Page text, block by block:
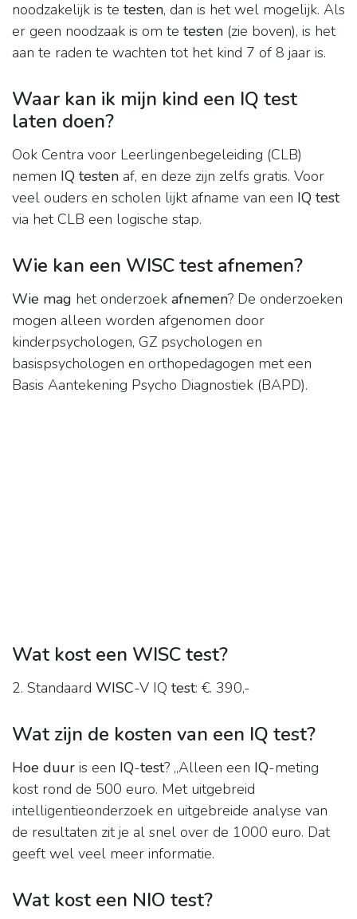
noodzakelijk is te testen, dan is het wel mogelijk. Als
er geen noodzaak is om te testen (zie boven), is het
aan te raden te wachten tot het kind 7 of 8 jaar is.
Waar kan ik mijn kind een IQ test
laten doen?
Ook Centra voor Leerlingenbegeleiding (CLB)
nemen IQ testen af, en deze zijn zelfs gratis. Voor
veel ouders en scholen lijkt afname van een IQ test
via het CLB een logische stap.
Wie kan een WISC test afnemen?
Wie mag het onderzoek afnemen? De onderzoeken
mogen alleen worden afgenomen door
kinderpsychologen, GZ psychologen en
basispsychologen en orthopedagogen met een
Basis Aantekening Psycho Diagnostiek (BAPD).
Wat kost een WISC test?
2. Standaard WISC-V IQ test: €. 390,-
Wat zijn de kosten van een IQ test?
Hoe duur is een IQ-test? ,,Alleen een IQ-meting
kost rond de 500 euro. Met uitgebreid
intelligentieonderzoek en uitgebreide analyse van
de resultaten zit je al snel over de 1000 euro. Dat
geeft wel veel meer informatie.
Wat kost een NIO test?